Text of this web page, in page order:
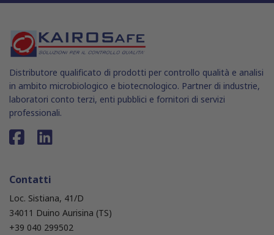
Distributore qualificato di prodotti per controllo qualità e analisi
in ambito microbiologico e biotecnologico. Partner di industrie,
laboratori conto terzi, enti pubblici e fornitori di servizi
professionali.
Contatti
Loc. Sistiana, 41/D
34011 Duino Aurisina (TS)
+39 040 299502